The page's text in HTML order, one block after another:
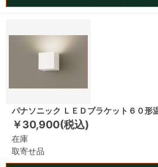
パナソニック ＬＥＤブラケット６０形
￥30,900(税込)
在庫
取寄せ品